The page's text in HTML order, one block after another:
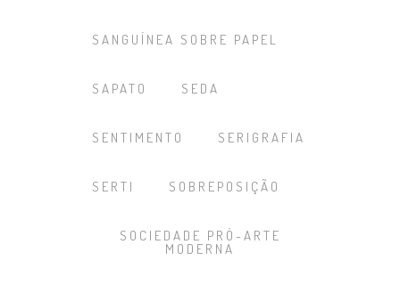
SANGUÍNEA SOBRE PAPEL
SAPATO SEDA
SENTIMENTO SERIGRAFIA
SERTI SOBREPOSIÇÃO
SOCIEDADE PRÓ-ARTE
MODERNA